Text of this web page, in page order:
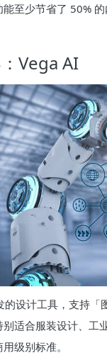
至少节省了 50% 的
Vega AI
的设计工具，支持
适合服装设计、
级别标准。